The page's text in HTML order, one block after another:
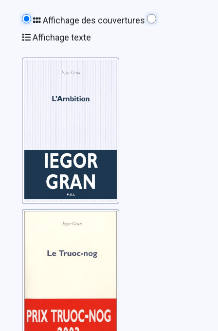
Affichage des couvertures
Affichage texte
L'ambition:
Gran, Iegor
Le truoc-nog